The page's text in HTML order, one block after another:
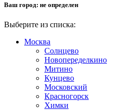
Ваш город: не определен
Выберите из списка:
Москва
Солнцево
Новопеределкино
Митино
Кунцево
Московский
Красногорск
Химки